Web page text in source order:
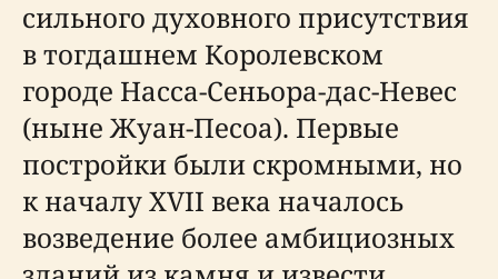
сильного духовного присутствия
в тогдашнем Королевском
городе Насса-Сеньора-дас-Невес
(ныне Жуан-Песоа). Первые
постройки были скромными, но
к началу XVII века началось
возведение более амбициозных